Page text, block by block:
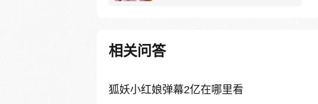
新。）
相关问答
狐妖小红娘弹幕2亿在哪里看